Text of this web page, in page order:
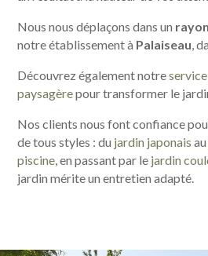
Nous nous déplaçons dans un
notre établissement à Palaiseau,
Découvrez également notre
paysagèrepour transformer le
Nos clients nous font confiance
de tous styles : du jardin japonais au
piscine, en passant par le jardin
jardin mérite un entretien adapté.